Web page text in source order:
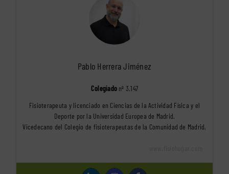
Pablo Herrera Jiménez
Colegiado nº 3.147
Fisioterapeuta y licenciado en Ciencias de la Actividad Física y el
Deporte por la Universidad Europea de Madrid.
Vicedecano del Colegio de fisioterapeutas de la Comunidad de Madrid.